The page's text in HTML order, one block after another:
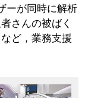
ーが同時に解析
さんの被ばく
ど，業務支援